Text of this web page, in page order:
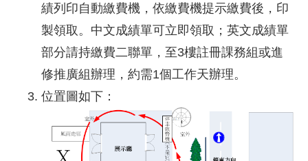
績列印自動繳費機，依繳費機提示繳費後，印
製領取。中文成績單可立即領取；英文成績單
部分請持繳費二聯單，至3樓註冊課務組或進
修推廣組辦理，約需1個工作天辦理。
位置圖如下：